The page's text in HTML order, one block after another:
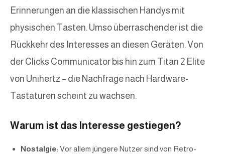
Erinnerungen an die klassischen Handys mit
physischen Tasten. Umso überraschender ist die
Rückkehr des Interesses an diesen Geräten. Von
der Clicks Communicator bis hin zum Titan 2 Elite
von Unihertz – die Nachfrage nach Hardware-
Tastaturen scheint zu wachsen.
Warum ist das Interesse gestiegen?
Nostalgie: Vor allem jüngere Nutzer sind von Retro-